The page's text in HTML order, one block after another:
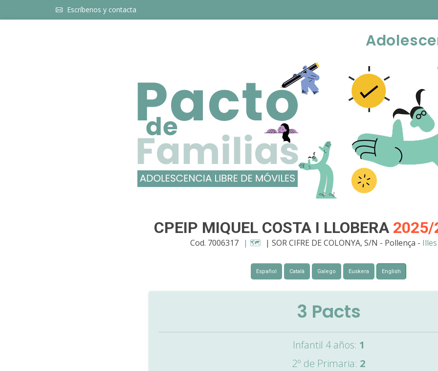
Escríbenos y contacta
CPEIP MIQUEL COSTA I LLOBERA 2025/
Cod. 7006317 | 🗺️ | SOR CIFRE DE COLONYA, S/N - Pollença -
Español Català Galego Euskera English
3 Pacts
Infantil 4 años: 1
2º de Primaria: 2